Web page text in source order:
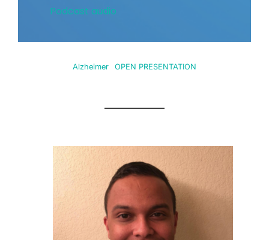
Podcast audio
Alzheimer OPEN PRESENTATION